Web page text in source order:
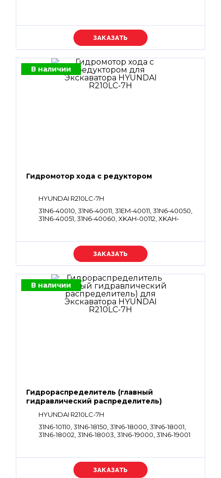
Уточняйте цену
В наличии
Гидромотор хода с редуктором
HYUNDAI R210LC-7H
31N6-40010, 31N6-40011, 31EM-40011, 31N6-40050,
31N6-40051, 31N6-40060, XKAH-00112, XKAH-
Уточняйте цену
В наличии
Гидрораспределитель (главный
гидравлический распределитель)
HYUNDAI R210LC-7H
31N6-10110, 31N6-18150, 31N6-18000, 31N6-18001,
31N6-18002, 31N6-18003, 31N6-19000, 31N6-19001
Уточняйте цену